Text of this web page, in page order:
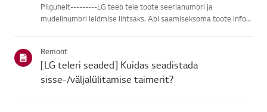
Pilguheit---------LG teeb teie toote seerianumbri ja
mudelinumbri leidmise lihtsaks. Abi saamiseksoma toote info
võiva...
Remont
[LG teleri seaded] Kuidas seadistada
sisse-/väljalülitamise taimerit?